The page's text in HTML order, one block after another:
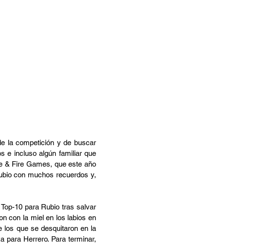
la competición y de buscar
e incluso algún familiar que
& Fire Games, que este año
con muchos recuerdos y,
10 para Rubio tras salvar
con la miel en los labios en
los que se desquitaron en la
para Herrero. Para terminar,